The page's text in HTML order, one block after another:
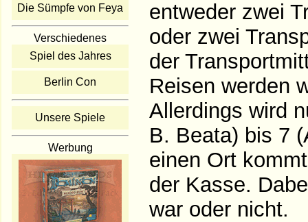
Die Sümpfe von Feya
Verschiedenes
Spiel des Jahres
Berlin Con
Unsere Spiele
Werbung
entweder zwei
oder zwei
der
Reisen werden
Allerdings wird
B. Beata) bis 7
einen Ort
der Kasse.
war oder nicht.